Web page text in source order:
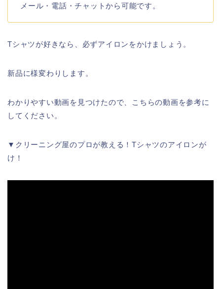
メール・電話・チャットから可能です。
Tシャツが好きなら、必ずアイロンをかけましょう。
新品に様変わりします。
わかりやすい動画を見つけたので、こちらの動画を参考に
してください。
▼クリーニング屋のプロが教える！Tシャツのアイロンが
け！